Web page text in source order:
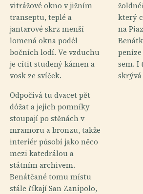
vitrážové okno v jižním
transeptu, teplé a
jantarové skrz menší
lomená okna podél
bočních lodí. Ve vzduchu
je cítit studený kámen a
vosk ze svíček.
Odpočívá tu dvacet pět
dóžat a jejich pomníky
stoupají po stěnách v
mramoru a bronzu, takže
interiér působí jako něco
mezi katedrálou a
státním archivem.
Benátčané tomu místu
stále říkají San Zanipolo,
který
na
sem. I